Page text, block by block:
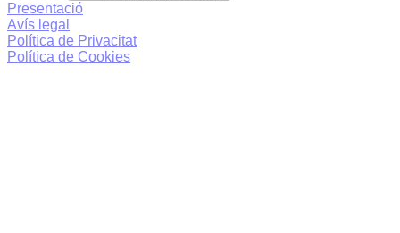
Presentació
Avís legal
Política de Privacitat
Política de Cookies